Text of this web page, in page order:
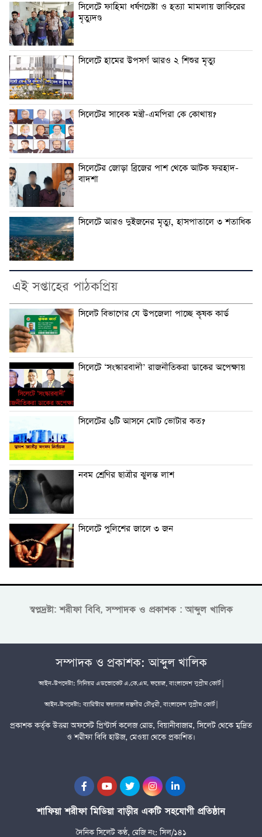
সিলেটে ফাহিমা ধর্ষণচেষ্টা ও হত্যা মামলায় জাকিরের
মৃত্যুদণ্ড
সিলেটে হামের উপসর্গ আরও ২ শিশুর মৃত্যু
সিলেটের সাবেক মন্ত্রী-এমপিরা কে কোথায়?
সিলেটের জোড়া ব্রিজের পাশ থেকে আটক ফরহাদ-
বাদশা
সিলেটে আরও দুইজনের মৃত্যু, হাসপাতালে ৩ শতাধিক
এই সপ্তাহের পাঠকপ্রিয়
সিলেট বিভাগের যে উপজেলা পাচ্ছে কৃষক কার্ড
সিলেটে ‘সংস্কারবাদী’ রাজনীতিকরা ডাকের অপেক্ষায়
সিলেটের ৬টি আসনে মোট ভোটার কত?
নবম শ্রেণির ছাত্রীর ঝুলন্ত লাশ
সিলেটে পুলিশের জালে ৩ জন
স্বপ্নদ্রষ্টা: শরীফা বিবি, সম্পাদক ও প্রকাশক : আব্দুল খালিক
সম্পাদক ও প্রকাশক: আব্দুল খালিক
আইন-উপদেষ্টা: সিনিয়র এডভোকেট এ.কে.এম. ফয়েজ, বাংলাদেশ সুপ্রীম কোর্ট |
আইন-উপদেষ্টা: ব্যারিস্টার ফয়সাল দস্তগীর চৌধুরী, বাংলাদেশ সুপ্রীম কোর্ট |
প্রকাশক কর্তৃক উত্তরা অফসেট প্রিন্টার্স কলেজ রোড, বিয়ানীবাজার, সিলেট থেকে মুদ্রিত
ও শরীফা বিবি হাউজ, মেওয়া থেকে প্রকাশিত।
শাফিয়া শরীফা মিডিয়া বাড়ীর একটি সহযোগী প্রতিষ্ঠান
দৈনিক সিলেট কণ্ঠ, রেজি নং: সিল/১৪১